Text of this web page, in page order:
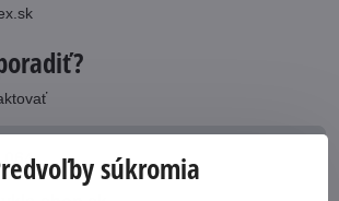
064 súkromia